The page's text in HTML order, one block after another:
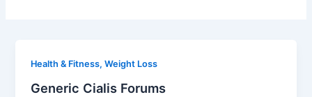
Health & Fitness, Weight Loss
Generic Cialis Forums